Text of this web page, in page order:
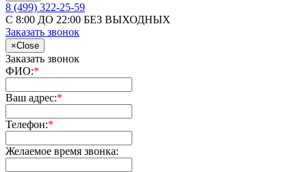
8 (499) 322-25-59
С 8:00 ДО 22:00 БЕЗ ВЫХОДНЫХ
Заказать звонок
×Close
Заказать звонок
ФИО:*
Ваш адрес:*
Телефон:*
Желаемое время звонка: